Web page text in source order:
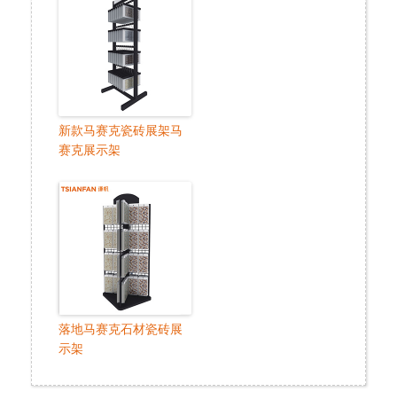
新款马赛克瓷砖展架马
赛克展示架
落地马赛克石材瓷砖展
示架